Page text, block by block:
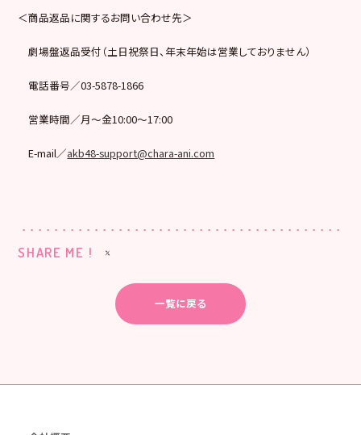
＜商品返品に関するお問い合わせ先＞
劇場盤返品受付（土日祝祭日、年末年始は営業しておりません）
電話番号／03-5878-1866
営業時間／月～金10:00～17:00
E-mail／akb48-support@chara-ani.com
SHARE ME !
一覧に戻る